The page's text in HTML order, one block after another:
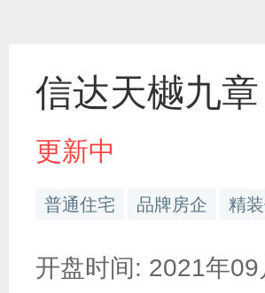
信达天樾九章
更新中
普通住宅 品牌房企 精
开盘时间: 2021年09